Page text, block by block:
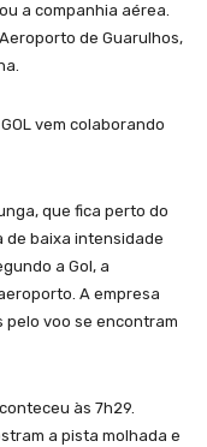
a companhia aérea.
de Guarulhos,
vem colaborando
que fica perto do
de baixa intensidade
a Gol, a
A empresa
voo se encontram
às 7h29.
a pista molhada e